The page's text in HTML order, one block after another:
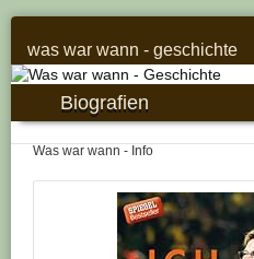
was war wann - geschichte
Biografien
Was war wann - Info